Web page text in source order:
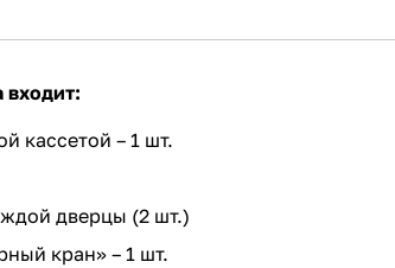
входит:
кассетой – 1 шт.
дверцы (2 шт.)
кран» – 1 шт.